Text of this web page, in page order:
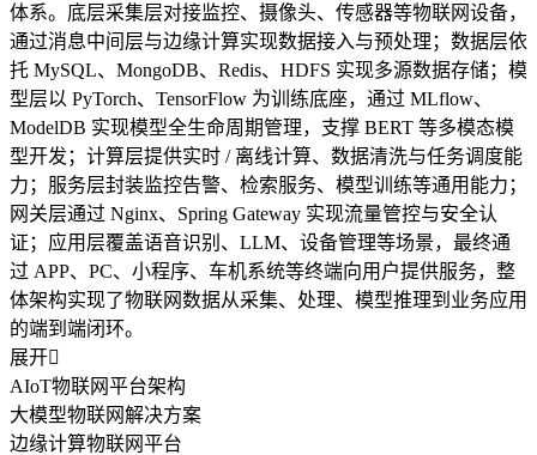
体系。底层采集层对接监控、摄像头、传感器等物联网设备，
通过消息中间层与边缘计算实现数据接入与预处理；数据层依
托 MySQL、MongoDB、Redis、HDFS 实现多源数据存储；模
型层以 PyTorch、TensorFlow 为训练底座，通过 MLflow、
ModelDB 实现模型全生命周期管理，支撑 BERT 等多模态模
型开发；计算层提供实时 / 离线计算、数据清洗与任务调度能
力；服务层封装监控告警、检索服务、模型训练等通用能力；
网关层通过 Nginx、Spring Gateway 实现流量管控与安全认
证；应用层覆盖语音识别、LLM、设备管理等场景，最终通
过 APP、PC、小程序、车机系统等终端向用户提供服务，整
体架构实现了物联网数据从采集、处理、模型推理到业务应用
的端到端闭环。
展开
AIoT物联网平台架构
大模型物联网解决方案
边缘计算物联网平台